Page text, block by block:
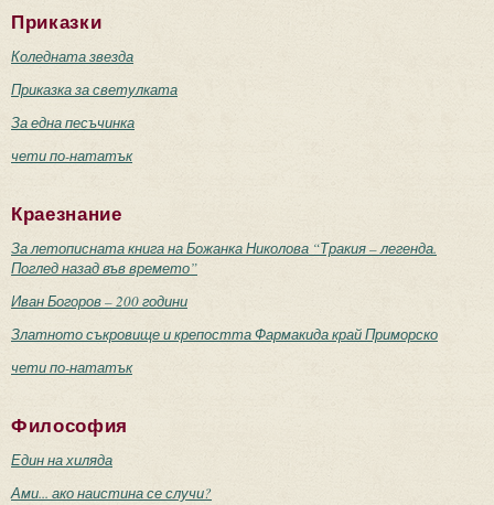
Приказки
Коледната звезда
Приказка за светулката
За една песъчинка
чети по-нататък
Краезнание
За летописната книга на Божанка Николова “Тракия – легенда.
Поглед назад във времето”
Иван Богоров – 200 години
Златното съкровище и крепостта Фармакида край Приморско
чети по-нататък
Философия
Един на хиляда
Ами... ако наистина се случи?